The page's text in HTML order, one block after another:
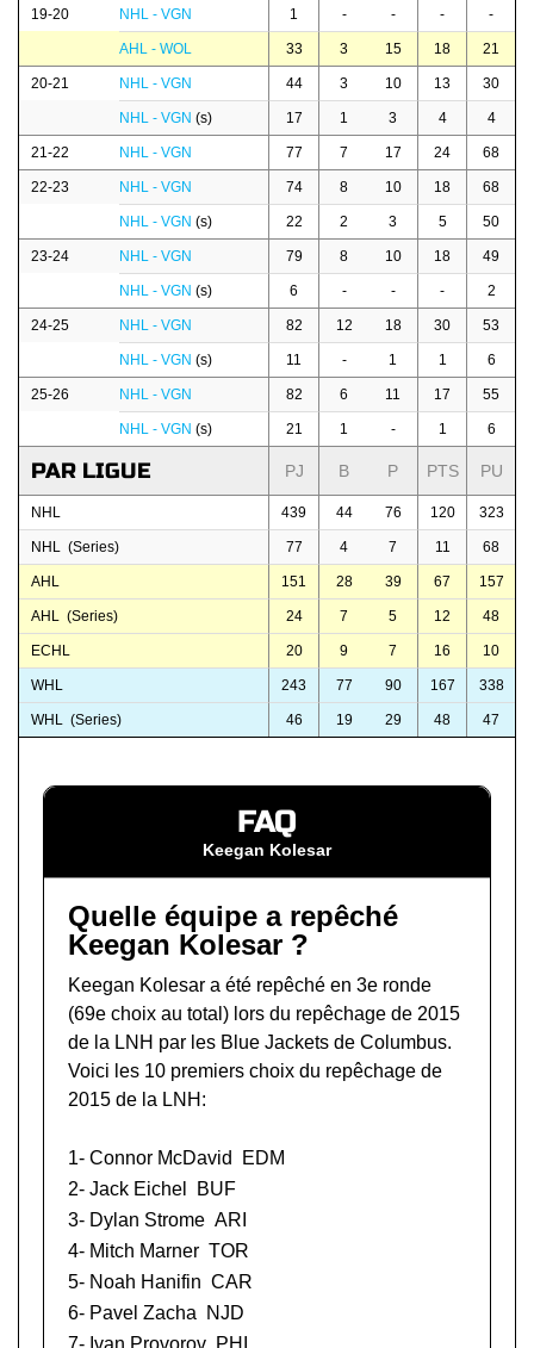
19-20 NHL - VGN 1 - - - -
AHL - WOL 33 3 15 18 21
20-21 NHL - VGN 44 3 10 13 30
NHL - VGN (s) 17 1 3 4 4
21-22 NHL - VGN 77 7 17 24 68
22-23 NHL - VGN 74 8 10 18 68
NHL - VGN (s) 22 2 3 5 50
23-24 NHL - VGN 79 8 10 18 49
NHL - VGN (s) 6 - - - 2
24-25 NHL - VGN 82 12 18 30 53
NHL - VGN (s) 11 - 1 1 6
25-26 NHL - VGN 82 6 11 17 55
NHL - VGN (s) 21 1 - 1 6
PAR LIGUE PJ B P PTS PU
NHL 439 44 76 120 323
NHL (Series) 77 4 7 11 68
AHL 151 28 39 67 157
AHL (Series) 24 7 5 12 48
ECHL 20 9 7 16 10
WHL 243 77 90 167 338
WHL (Series) 46 19 29 48 47
FAQ
Keegan Kolesar
Quelle équipe a repêché
Keegan Kolesar ?
Keegan Kolesar a été repêché en 3e ronde
(69e choix au total) lors du repêchage de 2015
de la LNH par les Blue Jackets de Columbus.
Voici les 10 premiers choix du repêchage de
2015 de la LNH:
1- Connor McDavid
EDM
2- Jack Eichel
BUF
3- Dylan Strome ARI
4- Mitch Marner TOR
5- Noah Hanifin CAR
6- Pavel Zacha
NJD
7- Ivan Provorov PHI